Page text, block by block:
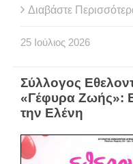
Διαβάστε
25 Ιούλιος 2026
Σύλλογος
«Γέφυρα Ζωής»:
την Ελένη